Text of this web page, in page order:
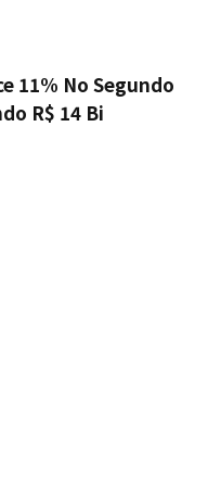
11% No Segundo
R$ 14 Bi